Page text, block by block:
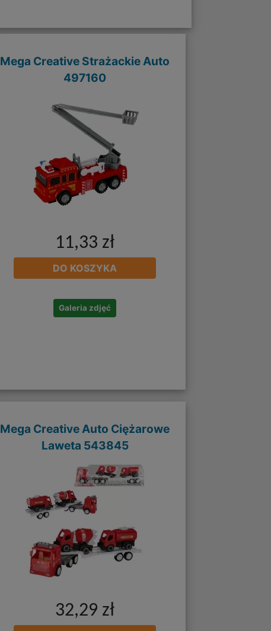
Mega Creative Strażackie Auto
497160
11,33 zł
DO KOSZYKA
Galeria zdjęć
Mega Creative Auto Ciężarowe
Laweta 543845
32,29 zł